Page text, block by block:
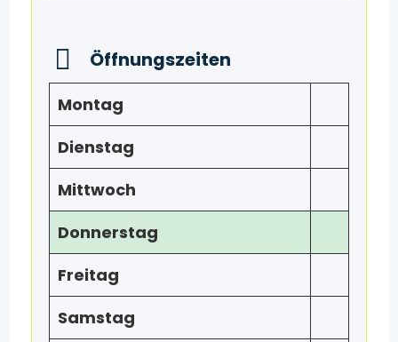
Öffnungszeiten
Montag
Dienstag
Mittwoch
Donnerstag
Freitag
Samstag